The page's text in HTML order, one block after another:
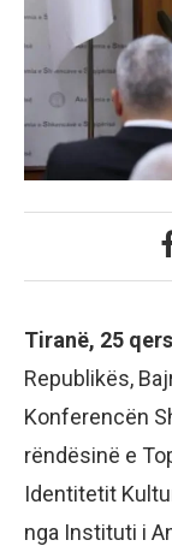
Tiranë, 25
Republikës,
Konferencën
rëndësinë e
Identitetit
nga Instituti i